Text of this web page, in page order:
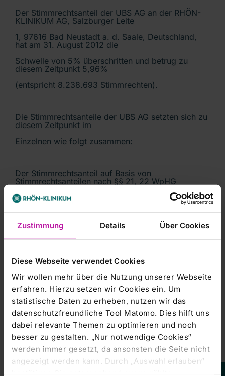
Zustimmung Details Über Cookies
Diese Webseite verwendet Cookies
Wir wollen mehr über die Nutzung unserer Webseite
erfahren. Hierzu setzen wir Cookies ein. Um
statistische Daten zu erheben, nutzen wir das
datenschutzfreundliche Tool Matomo. Dies hilft uns
dabei relevante Themen zu optimieren und noch
besser zu gestalten. „Nur notwendige Cookies“
werden immer gesetzt, da ansonsten die Seite nicht
angezeigt werden kann. Durch „Auswahl erlauben“
bestätigen Sie entsprechend ausgewählte
Der Stimmrechtsanteil der UBS AG an der RHÖN-
KLINIKUM AG, Salzburger Leite
1, 97616 Bad Neustadt a. d. Saale, Deutschland,
hat am 31. August 2012 die
Schwelle von 5% überschritten und betrug zu
diesem Zeitpunkt 5,96%
(entspricht 8.238.693 Stimmrechten).
Die Stimmrechtsanteile der UBS AG setzten sich zu
diesem Zeitpunkt im
Einzelnen wie folgt zusammen:
Der Stimmrechtsanteil auf Basis von
Stimmrechtsanteilen nach §§ 21, 22 WpHG
betrug 0,81% (entspricht 1.115.734 Stimmrechten).
Der Stimmrechtsanteil auf Basis von
(Finanz-/sonstigen) Instrumenten nach §
Stimmrechten). Von den
Stimmrechtsanteilen aus Instrumenten nach § 25
WpHG sind 0,00% (entspricht
0 Stimmrechten) mittelbar gehalten.
Der Stimmrechtsanteil auf Basis von
(Finanz-/sonstigen) Instrumenten nach §
25a WpHG betrug 0,0009% (entspricht 1.251
Stimmrechten). Von den